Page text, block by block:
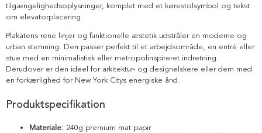
tilgængelighedsoplysninger, komplet med et kørestolsymbol og tekst
om elevatorplacering.
Plakatens rene linjer og funktionelle æstetik udstråler en moderne og
urban stemning. Den passer perfekt til et arbejdsområde, en entré eller
stue med en minimalistisk eller metropolinspireret indretning.
Derudover er den ideel for arkitektur- og designelskere eller dem med
en forkærlighed for New York Citys energiske ånd.
Produktspecifikation
Materiale: 240g premium mat papir